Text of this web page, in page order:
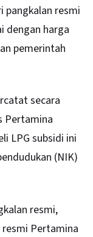
pangkalan resmi
dengan harga
pemerintah
secara
Pertamina
LPG subsidi ini
(NIK)
resmi,
Pertamina